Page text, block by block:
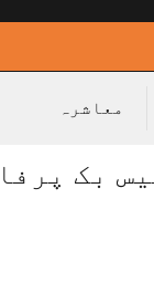
معاشرہ
بک